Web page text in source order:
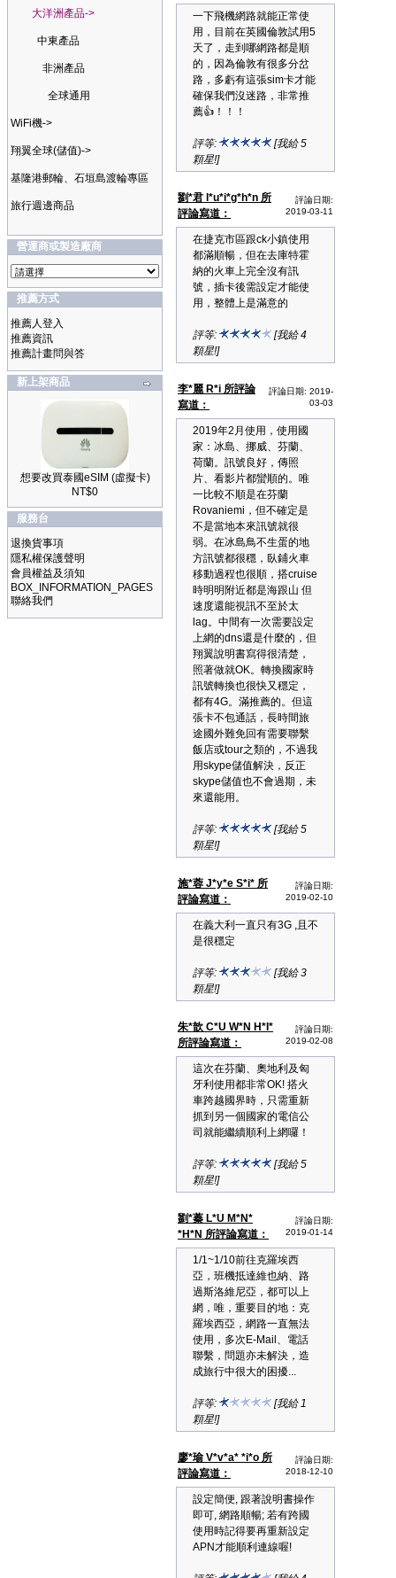
大洋洲產品->
中東產品
非洲產品
全球通用
WiFi機->
翔翼全球(儲值)->
基隆港郵輪、石垣島渡輪專區
旅行週邊商品
營運商或製造廠商
推薦方式
推薦人登入
推薦資訊
推薦計畫問與答
新上架商品
想要改買泰國eSIM (虛擬卡)
NT$0
服務台
退換貨事項
隱私權保護聲明
會員權益及須知
BOX_INFORMATION_PAGES
聯絡我們
一下飛機網路就能正常使
用，目前在英國倫敦試用5
天了，走到哪網路都是順
的，因為倫敦有很多分岔
路，多虧有這張sim卡才能
確保我們沒迷路，非常推
薦👍！！！
評等:
[我給 5
顆星!]
劉*君 l*u*i*g*h*n 所
評論寫道：
評論日期:
2019-03-11
在捷克市區跟ck小鎮使用
都滿順暢，但在去庫特霍
納的火車上完全沒有訊
號，插卡後需設定才能使
用，整體上是滿意的
評等:
[我給 4
顆星!]
李*麗 R*i 所評論
寫道：
評論日期: 2019-
03-03
2019年2月使用，使用國
家：冰島、挪威、芬蘭、
荷蘭。訊號良好，傳照
片、看影片都蠻順的。唯
一比較不順是在芬蘭
Rovaniemi，但不確定是
不是當地本來訊號就很
弱。在冰島鳥不生蛋的地
方訊號都很穩，臥鋪火車
移動過程也很順，搭cruise
時明明附近都是海跟山 但
速度還能視訊不至於太
lag。中間有一次需要設定
上網的dns還是什麼的，但
翔翼說明書寫得很清楚，
照著做就OK。轉換國家時
訊號轉換也很快又穩定，
都有4G。滿推薦的。但這
張卡不包通話，長時間旅
途國外難免回有需要聯繫
飯店或tour之類的，不過我
用skype儲值解決，反正
skype儲值也不會過期，未
來還能用。
評等:
[我給 5
顆星!]
施*蓉 J*y*e S*i* 所
評論寫道：
評論日期:
2019-02-10
在義大利一直只有3G ,且不
是很穩定
評等:
[我給 3
顆星!]
朱*歆 C*U W*N H*I*
所評論寫道：
評論日期:
2019-02-08
這次在芬蘭、奧地利及匈
牙利使用都非常OK! 搭火
車跨越國界時，只需重新
抓到另一個國家的電信公
司就能繼續順利上網囉！
評等:
[我給 5
顆星!]
劉*蓁 L*U M*N*
*H*N 所評論寫道：
評論日期:
2019-01-14
1/1~1/10前往克羅埃西
亞，班機抵達維也納、路
過斯洛維尼亞，都可以上
網，唯，重要目的地：克
羅埃西亞，網路一直無法
使用，多次E-Mail、電話
聯繫，問題亦未解決，造
成旅行中很大的困擾...
評等:
[我給 1
顆星!]
廖*瑜 V*v*a* *i*o 所
評論寫道：
評論日期:
2018-12-10
設定簡便, 跟著說明書操作
即可, 網路順暢; 若有跨國
使用時記得要再重新設定
APN才能順利連線喔!